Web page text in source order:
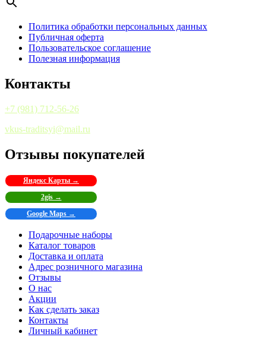
Политика обработки персональных данных
Публичная оферта
Пользовательское соглашение
Полезная информация
Контакты
+7 (981) 712-56-26
vkus-traditsyi@mail.ru
Отзывы покупателей
Яндекс Карты →
2gis →
Google Maps →
Подарочные наборы
Каталог товаров
Доставка и оплата
Адрес розничного магазина
Отзывы
О нас
Акции
Как сделать заказ
Контакты
Личный кабинет